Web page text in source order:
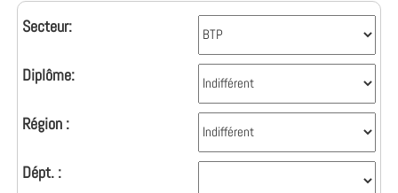
Secteur:
Diplôme:
Région :
Dépt. :